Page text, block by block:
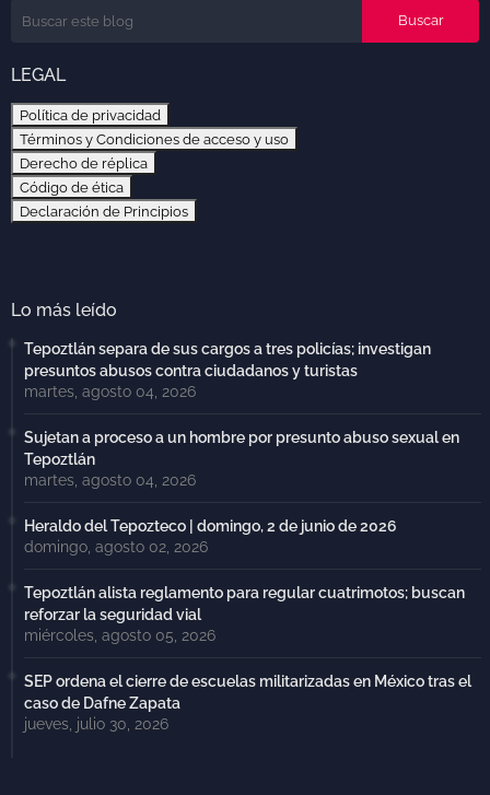
LEGAL
Política de privacidad
Términos y Condiciones de acceso y uso
Derecho de réplica
Código de ética
Declaración de Principios
Lo más leído
Tepoztlán separa de sus cargos a tres policías; investigan
presuntos abusos contra ciudadanos y turistas
martes, agosto 04, 2026
Sujetan a proceso a un hombre por presunto abuso sexual en
Tepoztlán
martes, agosto 04, 2026
Heraldo del Tepozteco | domingo, 2 de junio de 2026
domingo, agosto 02, 2026
Tepoztlán alista reglamento para regular cuatrimotos; buscan
reforzar la seguridad vial
miércoles, agosto 05, 2026
SEP ordena el cierre de escuelas militarizadas en México tras el
caso de Dafne Zapata
jueves, julio 30, 2026